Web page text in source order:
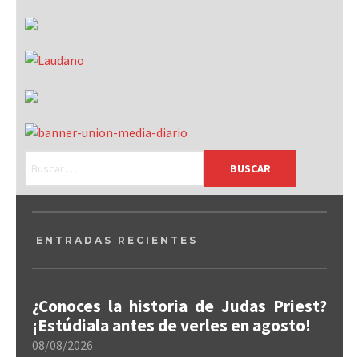
ENTRADAS RECIENTES
¿Conoces la historia de Judas Priest?
¡Estúdiala antes de verles en agosto!
08/08/2026